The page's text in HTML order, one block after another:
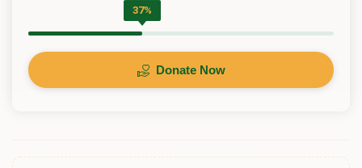
37%
Donate Now